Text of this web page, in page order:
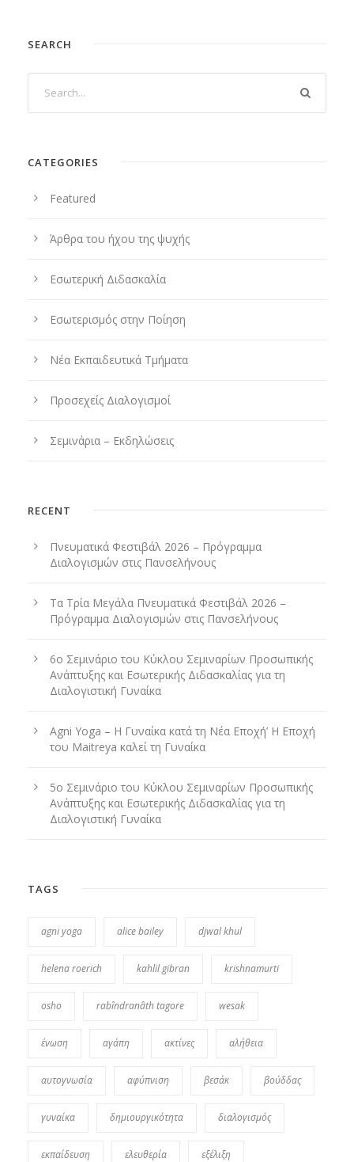
SEARCH
CATEGORIES
Featured
Άρθρα του ήχου της ψυχής
Εσωτερική Διδασκαλία
Εσωτερισμός στην Ποίηση
Νέα Εκπαιδευτικά Τμήματα
Προσεχείς Διαλογισμοί
Σεμινάρια – Εκδηλώσεις
RECENT
Πνευματικά Φεστιβάλ 2026 – Πρόγραμμα
Διαλογισμών στις Πανσελήνους
Τα Τρία Μεγάλα Πνευματικά Φεστιβάλ 2026 –
Πρόγραμμα Διαλογισμών στις Πανσελήνους
6ο Σεμινάριο του Κύκλου Σεμιναρίων Προσωπικής
Ανάπτυξης και Εσωτερικής Διδασκαλίας για τη
Διαλογιστική Γυναίκα
Agni Yoga – Η Γυναίκα κατά τη Νέα Εποχή’ Η Εποχή
του Maitreya καλεί τη Γυναίκα
5ο Σεμινάριο του Κύκλου Σεμιναρίων Προσωπικής
Ανάπτυξης και Εσωτερικής Διδασκαλίας για τη
Διαλογιστική Γυναίκα
TAGS
agni yoga alice bailey djwal khul
helena roerich kahlil gibran krishnamurti
osho rabîndranâth tagore wesak
ένωση αγάπη ακτίνες αλήθεια
αυτογνωσία αφύπνιση βεσάκ βούδδας
γυναίκα δημιουργικότητα διαλογισμός
εκπαίδευση ελευθερία εξέλιξη